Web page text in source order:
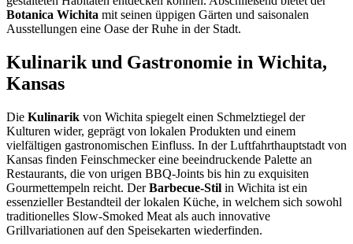
Botanica Wichita mit seinen üppigen Gärten und saisonalen
Ausstellungen eine Oase der Ruhe in der Stadt.
Kulinarik und Gastronomie in Wichita,
Kansas
Die Kulinarik von Wichita spiegelt einen Schmelztiegel der
Kulturen wider, geprägt von lokalen Produkten und einem
vielfältigen gastronomischen Einfluss. In der Luftfahrthauptstadt von
Kansas finden Feinschmecker eine beeindruckende Palette an
Restaurants, die von urigen BBQ-Joints bis hin zu exquisiten
Gourmettempeln reicht. DerBarbecue-Stil in Wichita ist ein
essenzieller Bestandteil der lokalen Küche, in welchem sich sowohl
traditionelles Slow-Smoked Meat als auch innovative
Grillvariationen auf den Speisekarten wiederfinden.